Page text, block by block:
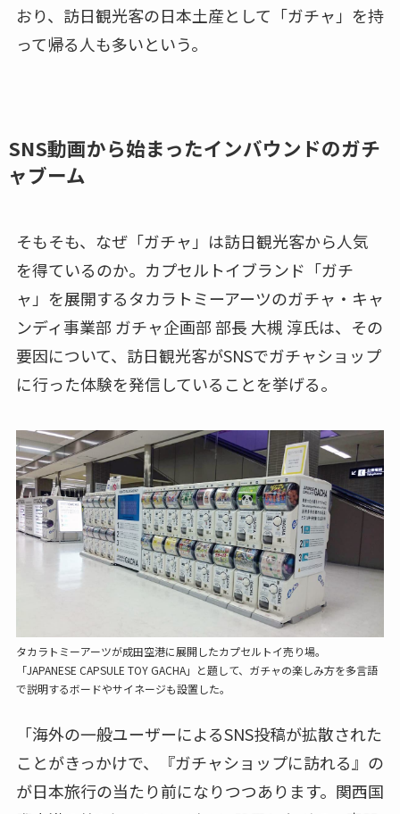
おり、訪日観光客の日本土産として「ガチャ」を持
って帰る人も多いという。
SNS動画から始まったインバウンドのガチ
ャブーム
そもそも、なぜ「ガチャ」は訪日観光客から人気
を得ているのか。カプセルトイブランド「ガチ
ャ」を展開するタカラトミーアーツのガチャ・キャ
ンディ事業部 ガチャ企画部 部長 大槻 淳氏は、その
要因について、訪日観光客がSNSでガチャショップ
に行った体験を発信していることを挙げる。
タカラトミーアーツが成田空港に展開したカプセルトイ売り場。
「JAPANESE CAPSULE TOY GACHA」と題して、ガチャの楽しみ方を多言語
で説明するボードやサイネージも設置した。
「海外の一般ユーザーによるSNS投稿が拡散された
ことがきっかけで、『ガチャショップに訪れる』の
が日本旅行の当たり前になりつつあります。関西国